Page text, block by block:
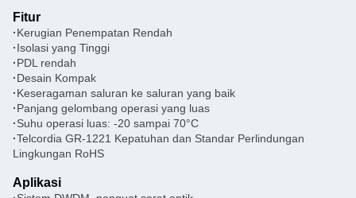
Fitur
·Kerugian Penempatan Rendah
·Isolasi yang Tinggi
·PDL rendah
·Desain Kompak
·Keseragaman saluran ke saluran yang baik
·Panjang gelombang operasi yang luas
·Suhu operasi luas: -20 sampai 70°C
·Telcordia GR-1221 Kepatuhan dan Standar Perlindungan
Lingkungan RoHS
Aplikasi